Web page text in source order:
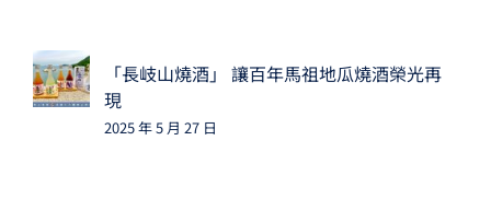
「長岐山燒酒」 讓百年馬祖地瓜燒酒榮光再
現
2025 年 5 月 27 日